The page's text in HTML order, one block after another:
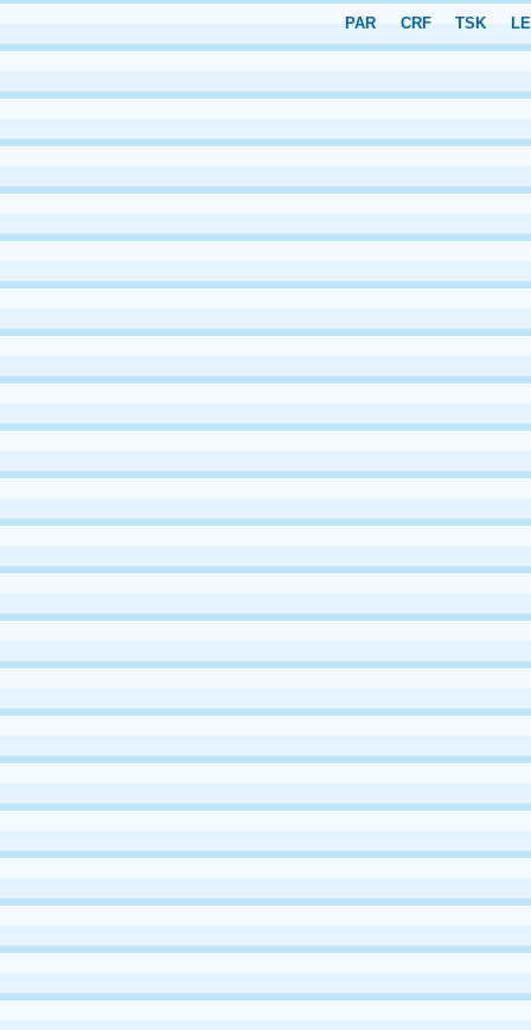
PAR CRF TSK